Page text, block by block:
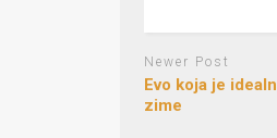
Newer Post
Evo koja je
zime